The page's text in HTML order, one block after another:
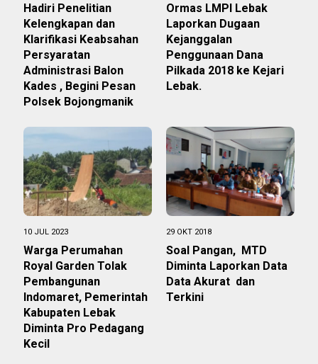
Hadiri Penelitian
Kelengkapan dan
Klarifikasi Keabsahan
Persyaratan
Administrasi Balon
Kades , Begini Pesan
Polsek Bojongmanik
Ormas LMPI Lebak
Laporkan Dugaan
Kejanggalan
Penggunaan Dana
Pilkada 2018 ke Kejari
Lebak.
10 JUL 2023
Warga Perumahan
Royal Garden Tolak
Pembangunan
Indomaret, Pemerintah
Kabupaten Lebak
Diminta Pro Pedagang
Kecil
29 OKT 2018
Soal Pangan, MTD
Diminta Laporkan Data
Data Akurat dan
Terkini